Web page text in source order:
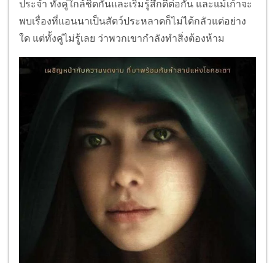
ประจำ ทั้งคู่ใกล้ชิดกันและเริ่มรู้สึกดีต่อกัน และแม้เก้าจะ
พบเรื่องที่แอนนาเป็นสัตว์ประหลาดก็ไม่ได้กลัวแต่อย่าง
ใด แต่ทั้งคู่ไม่รู้เลย ว่าพวกเขากำลังทำสิ่งต้องห้าม